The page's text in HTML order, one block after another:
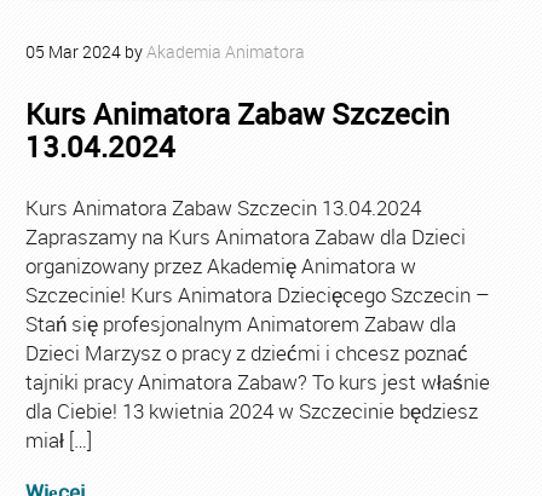
05 Mar2024 byAkademia Animatora
Kurs Animatora Zabaw Szczecin
13.04.2024
Kurs Animatora Zabaw Szczecin 13.04.2024
Zapraszamy na Kurs Animatora Zabaw dla Dzieci
organizowany przez Akademię Animatora w
Szczecinie! Kurs Animatora Dziecięcego Szczecin –
Stań się profesjonalnym Animatorem Zabaw dla
Dzieci Marzysz o pracy z dziećmi i chcesz poznać
tajniki pracy Animatora Zabaw? To kurs jest właśnie
dla Ciebie! 13 kwietnia 2024 w Szczecinie będziesz
miał […]